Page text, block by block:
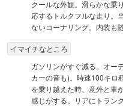
クールな外観。滑らかな乗
応するトルクフルな走り。
ないコーナリング。内装も
イマイチなところ
ガソリンがすぐ減る。オー
カーの音も)。時速100キロ
を乗り越えた時、意外と車
感じがする。リアにトラン